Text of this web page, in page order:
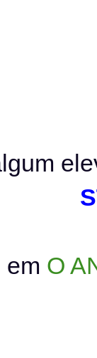
em O